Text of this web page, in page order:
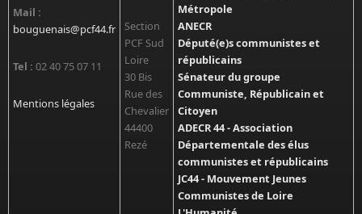
Mail :
bouguenais@pcf44.fr
Tel : 02 40 75 07 11
Mentions légales
Section
PCF Sud
Loire
30 Bis
Rue des
Chevalier
44400
Rezé
Métropole
ANECR
Député(e)s communistes et
républicains
Sénateur du groupe
Communiste, Républicain et
Citoyen
ADECR 44 - Association
Départementale des élus
communistes et républicains
JC44 - Mouvement Jeunes
Communistes de Loire